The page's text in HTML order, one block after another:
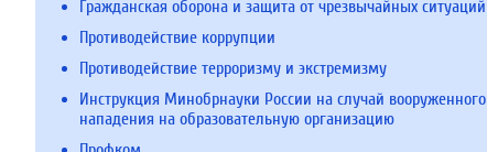
Гражданская оборона и защита от чрезвычайных ситуаций
Противодействие коррупции
Противодействие терроризму и экстремизму
Инструкция Минобрнауки России на случай вооруженного
нападения на образовательную организацию